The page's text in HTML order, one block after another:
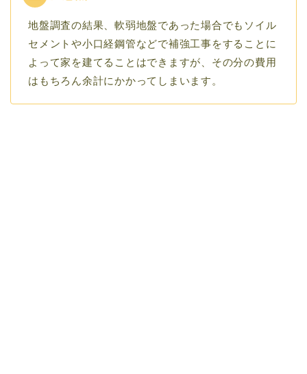
地盤調査の結果、軟弱地盤であった場合でもソイル
セメントや小口経鋼管などで補強工事をすることに
よって家を建てることはできますが、その分の費用
はもちろん余計にかかってしまいます。